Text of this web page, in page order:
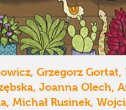
Grzegorz Gortat,
Joanna Olech,
Michał Rusinek,